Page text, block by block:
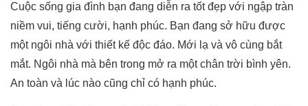
Cuộc sống gia đình bạn đang diễn ra tốt đẹp với ngập tràn
niềm vui, tiếng cười, hạnh phúc. Bạn đang sở hữu được
một ngôi nhà với thiết kế độc đáo. Mới lạ và vô cùng bắt
mắt. Ngôi nhà mà bên trong mở ra một chân trời bình yên.
An toàn và lúc nào cũng chỉ có hạnh phúc.